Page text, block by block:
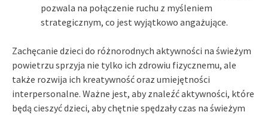
pozwala na połączenie ruchu z myśleniem
strategicznym, co jest wyjątkowo angażujące.
Zachęcanie dzieci do różnorodnych aktywności na świeżym
powietrzu sprzyja nie tylko ich zdrowiu fizycznemu, ale
także rozwija ich kreatywność oraz umiejętności
interpersonalne. Ważne jest, aby znaleźć aktywności, które
będą cieszyć dzieci, aby chętnie spędzały czas na świeżym